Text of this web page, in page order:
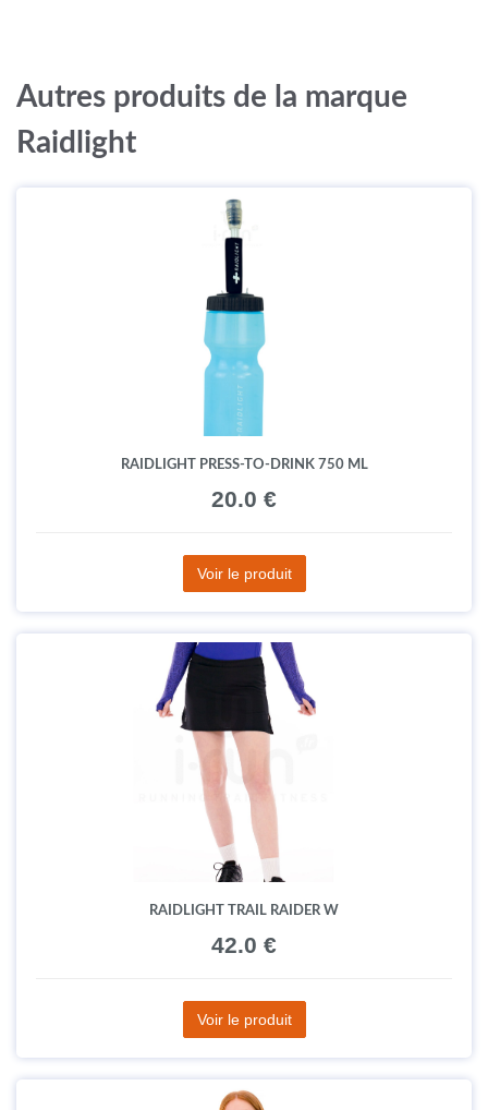
Autres produits de la marque
Raidlight
RAIDLIGHT PRESS-TO-DRINK 750 ML
20.0 €
Voir le produit
RAIDLIGHT TRAIL RAIDER W
42.0 €
Voir le produit